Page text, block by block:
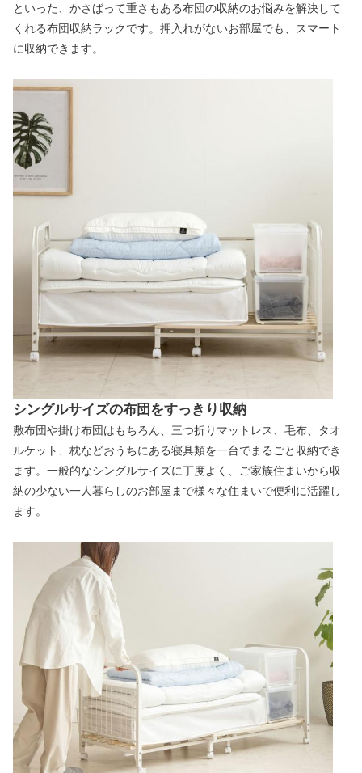
といった、かさばって重さもある布団の収納のお悩みを解決して
くれる布団収納ラックです。押入れがないお部屋でも、スマート
に収納できます。
シングルサイズの布団をすっきり収納
敷布団や掛け布団はもちろん、三つ折りマットレス、毛布、タオ
ルケット、枕などおうちにある寝具類を一台でまるごと収納でき
ます。一般的なシングルサイズに丁度よく、ご家族住まいから収
納の少ない一人暮らしのお部屋まで様々な住まいで便利に活躍し
ます。